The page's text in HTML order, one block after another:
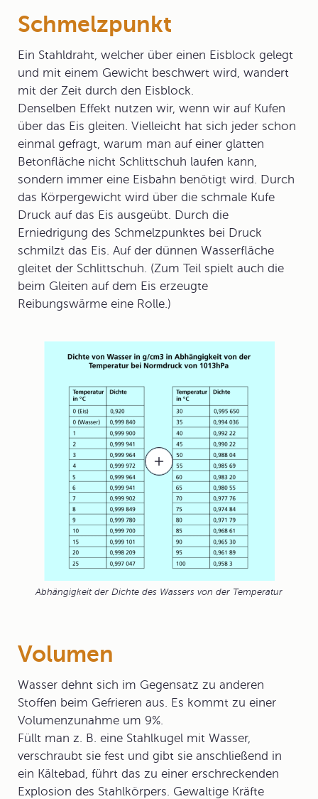
Schmelzpunkt
Ein Stahldraht, welcher über einen Eisblock gelegt
und mit einem Gewicht beschwert wird, wandert
mit der Zeit durch den Eisblock.
Denselben Effekt nutzen wir, wenn wir auf Kufen
über das Eis gleiten. Vielleicht hat sich jeder schon
einmal gefragt, warum man auf einer glatten
Betonfläche nicht Schlittschuh laufen kann,
sondern immer eine Eisbahn benötigt wird. Durch
das Körpergewicht wird über die schmale Kufe
Druck auf das Eis ausgeübt. Durch die
Erniedrigung des Schmelzpunktes bei Druck
schmilzt das Eis. Auf der dünnen Wasserfläche
gleitet der Schlittschuh. (Zum Teil spielt auch die
beim Gleiten auf dem Eis erzeugte
Reibungswärme eine Rolle.)
Abhängigkeit der Dichte des Wassers von der Temperatur
Volumen
Wasser dehnt sich im Gegensatz zu anderen
Stoffen beim Gefrieren aus. Es kommt zu einer
Volumenzunahme um 9%.
Füllt man z. B. eine Stahlkugel mit Wasser,
verschraubt sie fest und gibt sie anschließend in
ein Kältebad, führt das zu einer erschreckenden
Explosion des Stahlkörpers. Gewaltige Kräfte